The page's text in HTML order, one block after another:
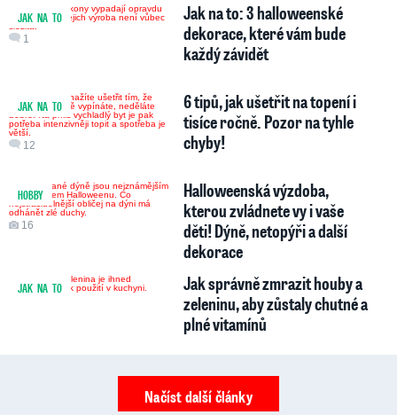
JAK NA TO
1
Jak na to: 3 halloweenské
dekorace, které vám bude
každý závidět
JAK NA TO
12
6 tipů, jak ušetřit na topení i
tisíce ročně. Pozor na tyhle
chyby!
HOBBY
16
Halloweenská výzdoba,
kterou zvládnete vy i vaše
děti! Dýně, netopýři a další
dekorace
JAK NA TO
Jak správně zmrazit houby a
zeleninu, aby zůstaly chutné a
plné vitamínů
Načíst další články